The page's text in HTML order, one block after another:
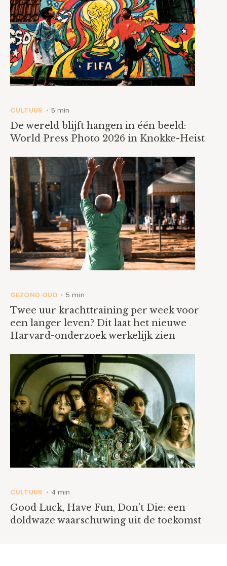
CULTUUR • 5 min
De wereld blijft hangen in één beeld:
World Press Photo 2026 in Knokke-Heist
GEZOND OUD • 5 min
Twee uur krachttraining per week voor
een langer leven? Dit laat het nieuwe
Harvard-onderzoek werkelijk zien
CULTUUR • 4 min
Good Luck, Have Fun, Don’t Die: een
doldwaze waarschuwing uit de toekomst